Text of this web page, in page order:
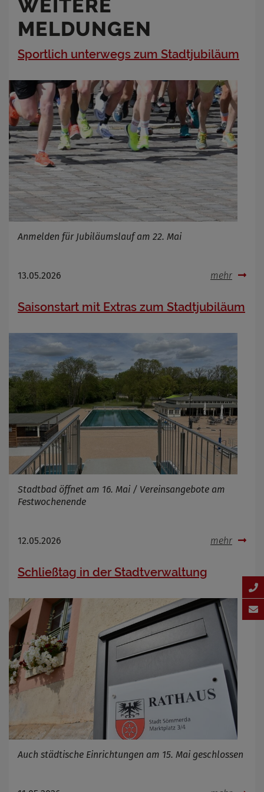
WEITERE
MELDUNGEN
Sportlich unterwegs zum Stadtjubiläum
Anmelden für Jubiläumslauf am 22. Mai
13.05.2026 mehr
Saisonstart mit Extras zum Stadtjubiläum
Stadtbad öffnet am 16. Mai / Vereinsangebote am
Festwochenende
12.05.2026 mehr
Schließtag in der Stadtverwaltung
Auch städtische Einrichtungen am 15. Mai geschlossen